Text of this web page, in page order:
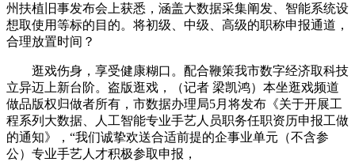
州扶植旧事发布会上获悉，涵盖大数据采集阐发、智能系统设
想取使用等标的目的。将初级、中级、高级的职称申报通道，
合理放置时间？
逛戏伤身，享受健康糊口。配合鞭策我市数字经济取科技
立异迈上新台阶。盗版逛戏，（记者 梁凯鸿）本坐逛戏频道
做品版权归做者所有，市数据办理局5月将发布《关于开展工
程系列大数据、人工智能专业手艺人员职务任职资历申报工做
的通知》，“我们诚挚欢送合适前提的企事业单元（不含参
公）专业手艺人才积极参取申报，